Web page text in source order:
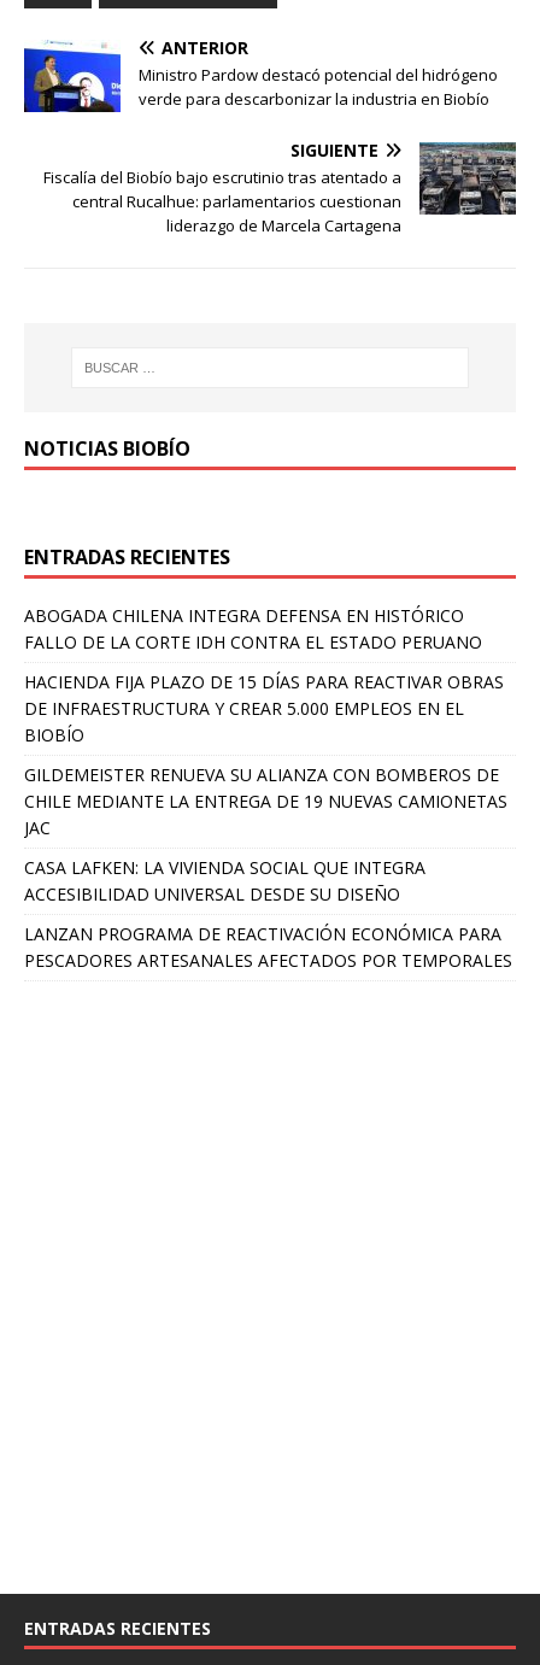
ANTERIOR
Ministro Pardow destacó potencial del hidrógeno
verde para descarbonizar la industria en Biobío
SIGUIENTE
Fiscalía del Biobío bajo escrutinio tras atentado a
central Rucalhue: parlamentarios cuestionan
liderazgo de Marcela Cartagena
NOTICIAS BIOBÍO
ENTRADAS RECIENTES
ABOGADA CHILENA INTEGRA DEFENSA EN HISTÓRICO
FALLO DE LA CORTE IDH CONTRA EL ESTADO PERUANO
HACIENDA FIJA PLAZO DE 15 DÍAS PARA REACTIVAR OBRAS
DE INFRAESTRUCTURA Y CREAR 5.000 EMPLEOS EN EL
BIOBÍO
GILDEMEISTER RENUEVA SU ALIANZA CON BOMBEROS DE
CHILE MEDIANTE LA ENTREGA DE 19 NUEVAS CAMIONETAS
JAC
CASA LAFKEN: LA VIVIENDA SOCIAL QUE INTEGRA
ACCESIBILIDAD UNIVERSAL DESDE SU DISEÑO
LANZAN PROGRAMA DE REACTIVACIÓN ECONÓMICA PARA
PESCADORES ARTESANALES AFECTADOS POR TEMPORALES
ENTRADAS RECIENTES